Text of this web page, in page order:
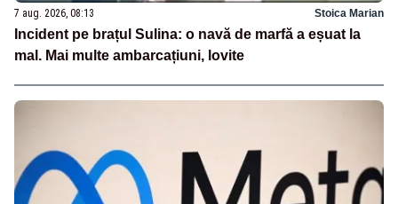
7 aug. 2026, 08:13 Stoica Marian
Incident pe brațul Sulina: o navă de marfă a eșuat la
mal. Mai multe ambarcațiuni, lovite